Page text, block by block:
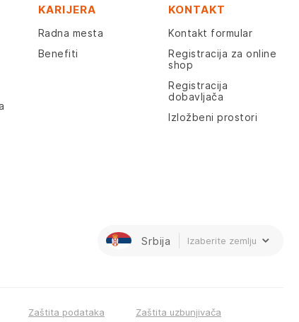
KARIJERA
Radna mesta
Benefiti
KONTAKT
Kontakt formular
Registracija za online
shop
Registracija
dobavljača
Izložbeni prostori
Srbija Izaberite zemlju
Zaštita podataka Zaštita uzbunjivača